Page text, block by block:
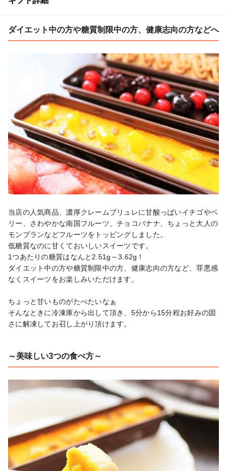
ダイエット中の方や糖質制限中の方、健康志向の方などへ
当店の人気商品、濃厚クレームブリュレに甘酸っぱいイチゴやベ
リー、さわやかな南国フルーツ、チョコバナナ、ちょっと大人の
モンブランなどフルーツをトッピングしました。
低糖質なのに甘くておいしいスイーツです。
1つあたりの糖質はなんと2.51g～3.62g！
ダイエット中の方や糖質制限中の方、健康志向の方など、罪悪感
なくスイーツをお楽しみいただけます。
ちょっと甘いものがたべたいなぁ
そんなときに冷凍庫から出して頂き、5分から15分程お好みの固
さに解凍してお召し上がり頂けます。
～美味しい3つの食べ方～